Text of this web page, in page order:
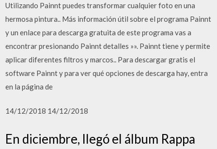
Utilizando Painnt puedes transformar cualquier foto en una
hermosa pintura.. Más información útil sobre el programa Painnt
y un enlace para descarga gratuita de este programa vas a
encontrar presionando Painnt detalles »». Painnt tiene y permite
aplicar diferentes filtros y marcos.. Para descargar gratis el
software Painnt y para ver qué opciones de descarga hay, entra
en la página de
14/12/2018 14/12/2018
En diciembre, llegó el álbum Rappa